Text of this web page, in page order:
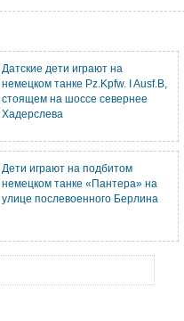
Датские дети играют на
немецком танке Pz.Kpfw. I Ausf.B,
стоящем на шоссе севернее
Хадерслева
Дети играют на подбитом
немецком танке «Пантера» на
улице послевоенного Берлина